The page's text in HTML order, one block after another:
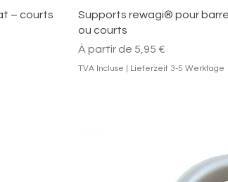
– courts
Supports rewagi® pour
ou courts
À partir de 5,95 €
Prix promotionnel
TVA Incluse Lieferzeit 3-5 Werktage